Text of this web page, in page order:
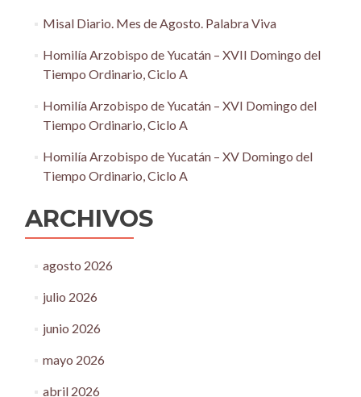
Misal Diario. Mes de Agosto. Palabra Viva
Homilía Arzobispo de Yucatán – XVII Domingo del
Tiempo Ordinario, Ciclo A
Homilía Arzobispo de Yucatán – XVI Domingo del
Tiempo Ordinario, Ciclo A
Homilía Arzobispo de Yucatán – XV Domingo del
Tiempo Ordinario, Ciclo A
ARCHIVOS
agosto 2026
julio 2026
junio 2026
mayo 2026
abril 2026